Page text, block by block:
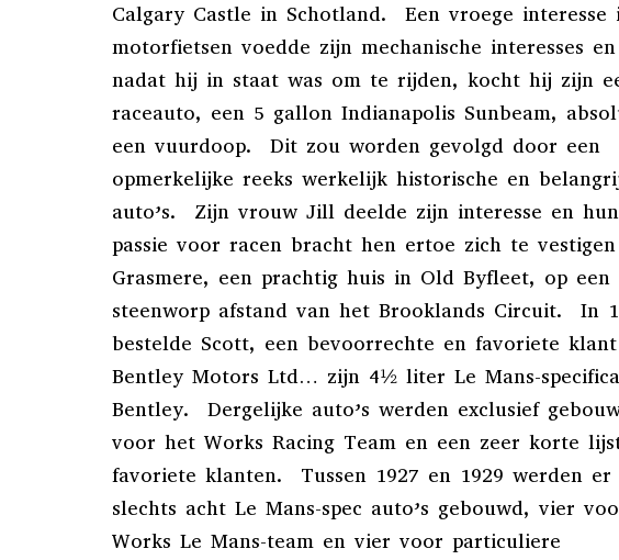
Calgary Castle in Schotland. Een vroege interesse
motorfietsen voedde zijn mechanische interesses
nadat hij in staat was om te rijden, kocht hij zijn
raceauto, een 5 gallon Indianapolis Sunbeam,
een vuurdoop. Dit zou worden gevolgd door een
opmerkelijke reeks werkelijk historische en
auto’s. Zijn vrouw Jill deelde zijn interesse en hun
passie voor racen bracht hen ertoe zich te
Grasmere, een prachtig huis in Old Byfleet, op een
steenworp afstand van het Brooklands Circuit. In
bestelde Scott, een bevoorrechte en favoriete
Bentley Motors Ltd… zijn 4½ liter Le Mans-
Bentley. Dergelijke auto’s werden exclusief
voor het Works Racing Team en een zeer korte
favoriete klanten. Tussen 1927 en 1929 werden er
slechts acht Le Mans-spec auto’s gebouwd, vier
Works Le Mans-team en vier voor particuliere